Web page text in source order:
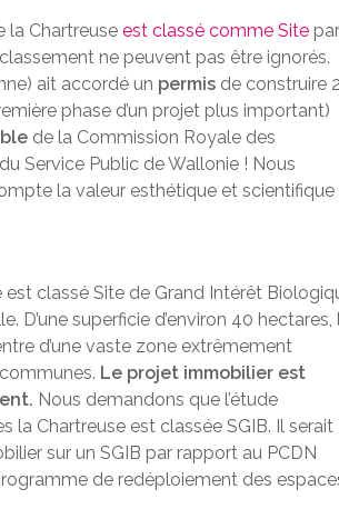
la Chartreuse est classé comme Site par
ne peuvent pas être ignorés.
ait accordé un permis de construire
phase d’un projet plus important)
de la Commission Royale des
Service Public de Wallonie ! Nous
la valeur esthétique et scientifique
classé Site de Grand Intérêt
D’une superficie d’environ 40 hectares,
d’une vaste zone extrêmement
Le projet immobilier est
Nous demandons que l’étude
la Chartreuse est classée SGIB. Il serait
sur un SGIB par rapport au PCDN
de redéploiement des